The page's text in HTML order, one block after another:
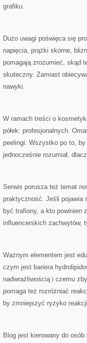
grafiku.
Dużo uwagi poświęca się
napięcia, prążki skórne,
pomagają zrozumieć, skąd
skuteczny. Zamiast
nawyki.
W ramach treści o
półek: profesjonalnych.
peelingi. Wszystko po to, by
jednocześnie rozumiał,
Serwis porusza też temat
praktyczność. Jeśli pojawia
być trafiony, a kto powinien
influencerskich zachwytów,
Ważnym elementem jest
czym jest bariera
nadwrażliwością i czemu
pomaga też rozróżniać
by zmniejszyć ryzyko
Blog jest kierowany do